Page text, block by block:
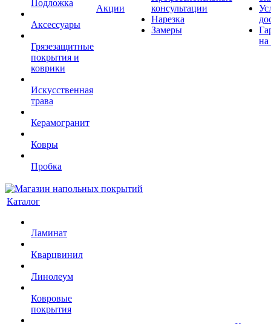
Подложка
Аксессуары
Грязезащитные
покрытия и
коврики
Искусственная
трава
Керамогранит
Ковры
Пробка
Акции
консультации
Нарезка
Замеры
на
Каталог
Ламинат
Кварцвинил
Линолеум
Ковровые
покрытия